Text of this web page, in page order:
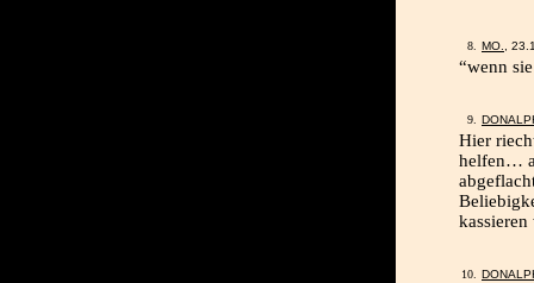
MO.,
“wenn
Hier
helfen…